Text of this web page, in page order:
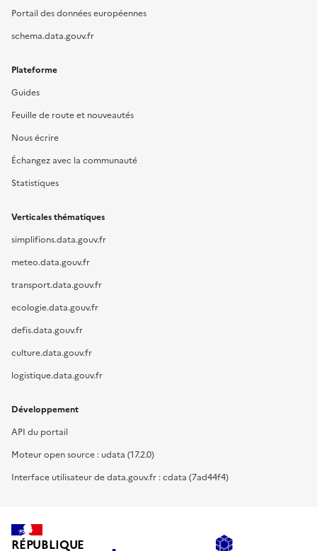
Portail des données européennes
schema.data.gouv.fr
Plateforme
Guides
Feuille de route et nouveautés
Nous écrire
Échangez avec la communauté
Statistiques
Verticales thématiques
simplifions.data.gouv.fr
meteo.data.gouv.fr
transport.data.gouv.fr
ecologie.data.gouv.fr
defis.data.gouv.fr
culture.data.gouv.fr
logistique.data.gouv.fr
Développement
API du portail
Moteur open source : udata (17.2.0)
Interface utilisateur de data.gouv.fr : cdata (7ad44f4)
RÉPUBLIQUE